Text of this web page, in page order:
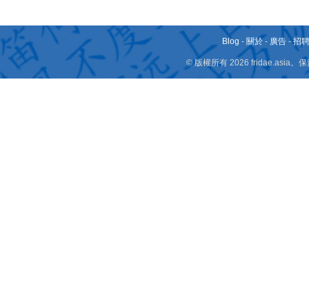
Blog - 關於 - 廣告 -招
© 版權所有 2026 fridae.asia。